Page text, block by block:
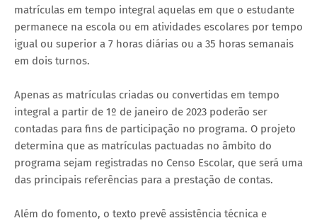
matrículas em tempo integral aquelas em que o estudante
permanece na escola ou em atividades escolares por tempo
igual ou superior a 7 horas diárias ou a 35 horas semanais
em dois turnos.
Apenas as matrículas criadas ou convertidas em tempo
integral a partir de 1º de janeiro de 2023 poderão ser
contadas para fins de participação no programa. O projeto
determina que as matrículas pactuadas no âmbito do
programa sejam registradas no Censo Escolar, que será uma
das principais referências para a prestação de contas.
Além do fomento, o texto prevê assistência técnica e